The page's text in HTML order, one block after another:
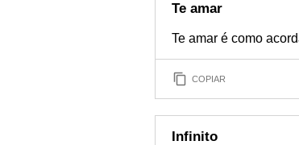
Te amar
Te amar é como
COPIAR
Infinito